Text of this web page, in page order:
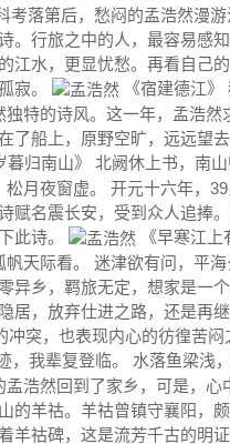
考落第后，愁闷的孟浩然漫
。行旅之中的人，最容易感
江水，更显忧愁。再看自己
寂。
《宿建德江》
特的诗风。这一年，孟浩然
了船上，原野空旷，远远望
暮归南山》 北阙休上书，南
月夜窗虚。 开元十六年，
赋名震长安，受到众人追捧
此诗。
《早寒江
天际看。 迷津欲有问，平
异乡，羁旅无定，想家是一
居，放弃仕进之路，还是再
突，也表现内心的彷徨苦闷
，我辈复登临。 水落鱼梁浅
浩然回到了家乡，可是，心
的羊祜。羊祜曾镇守襄阳，
羊祜碑，这是流芳千古的明